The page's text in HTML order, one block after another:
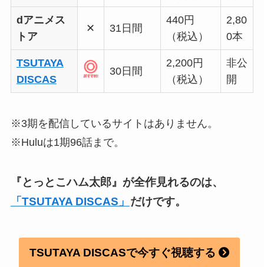
dアニメス
トア
✕ 31日間
440円
（税込）
2,80
0本
TSUTAYA
DISCAS
30日間
2,200円
（税込）
非公
開
※3期を配信しているサイトはありません。
※Huluは1期96話まで。
『とっとこハム太郎』 が全作見れるのは、
「TSUTAYA DISCAS」 だけです。
TSUTAYA DISCASで今すぐ視聴する